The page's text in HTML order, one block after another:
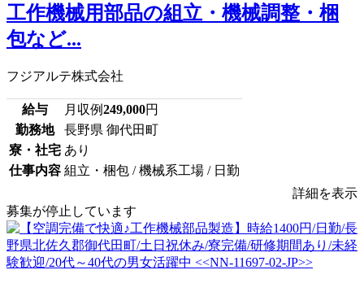
工作機械用部品の組立・機械調整・梱
包など...
フジアルテ株式会社
給与 月収例249,000円
勤務地
長野県 御代田町
寮・社宅 あり
仕事内容 組立・梱包 / 機械系工場 / 日勤
詳細を表示
募集が停止しています